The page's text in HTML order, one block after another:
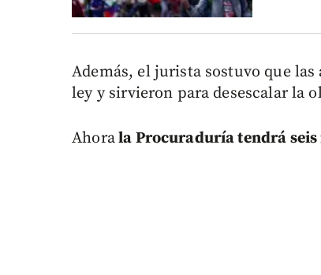
Además, el jurista sostuvo que
ley y sirvieron para desescalar la
Ahorala Procuraduría tendrá seis